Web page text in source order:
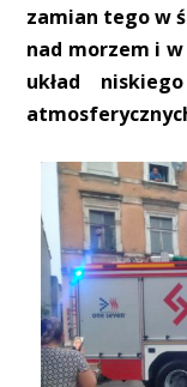
zamian tego w
nad morzem i
układ